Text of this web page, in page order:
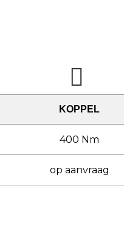
KOPPEL
400 Nm
op aanvraag